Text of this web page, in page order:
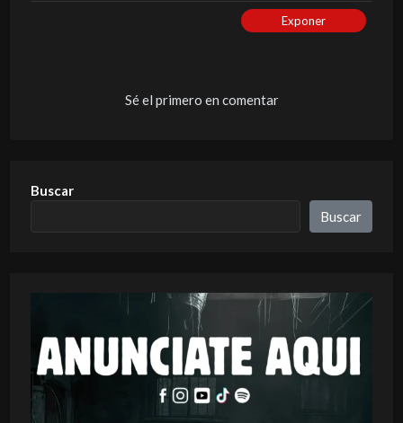
Exponer
Sé el primero en comentar
Buscar
Buscar